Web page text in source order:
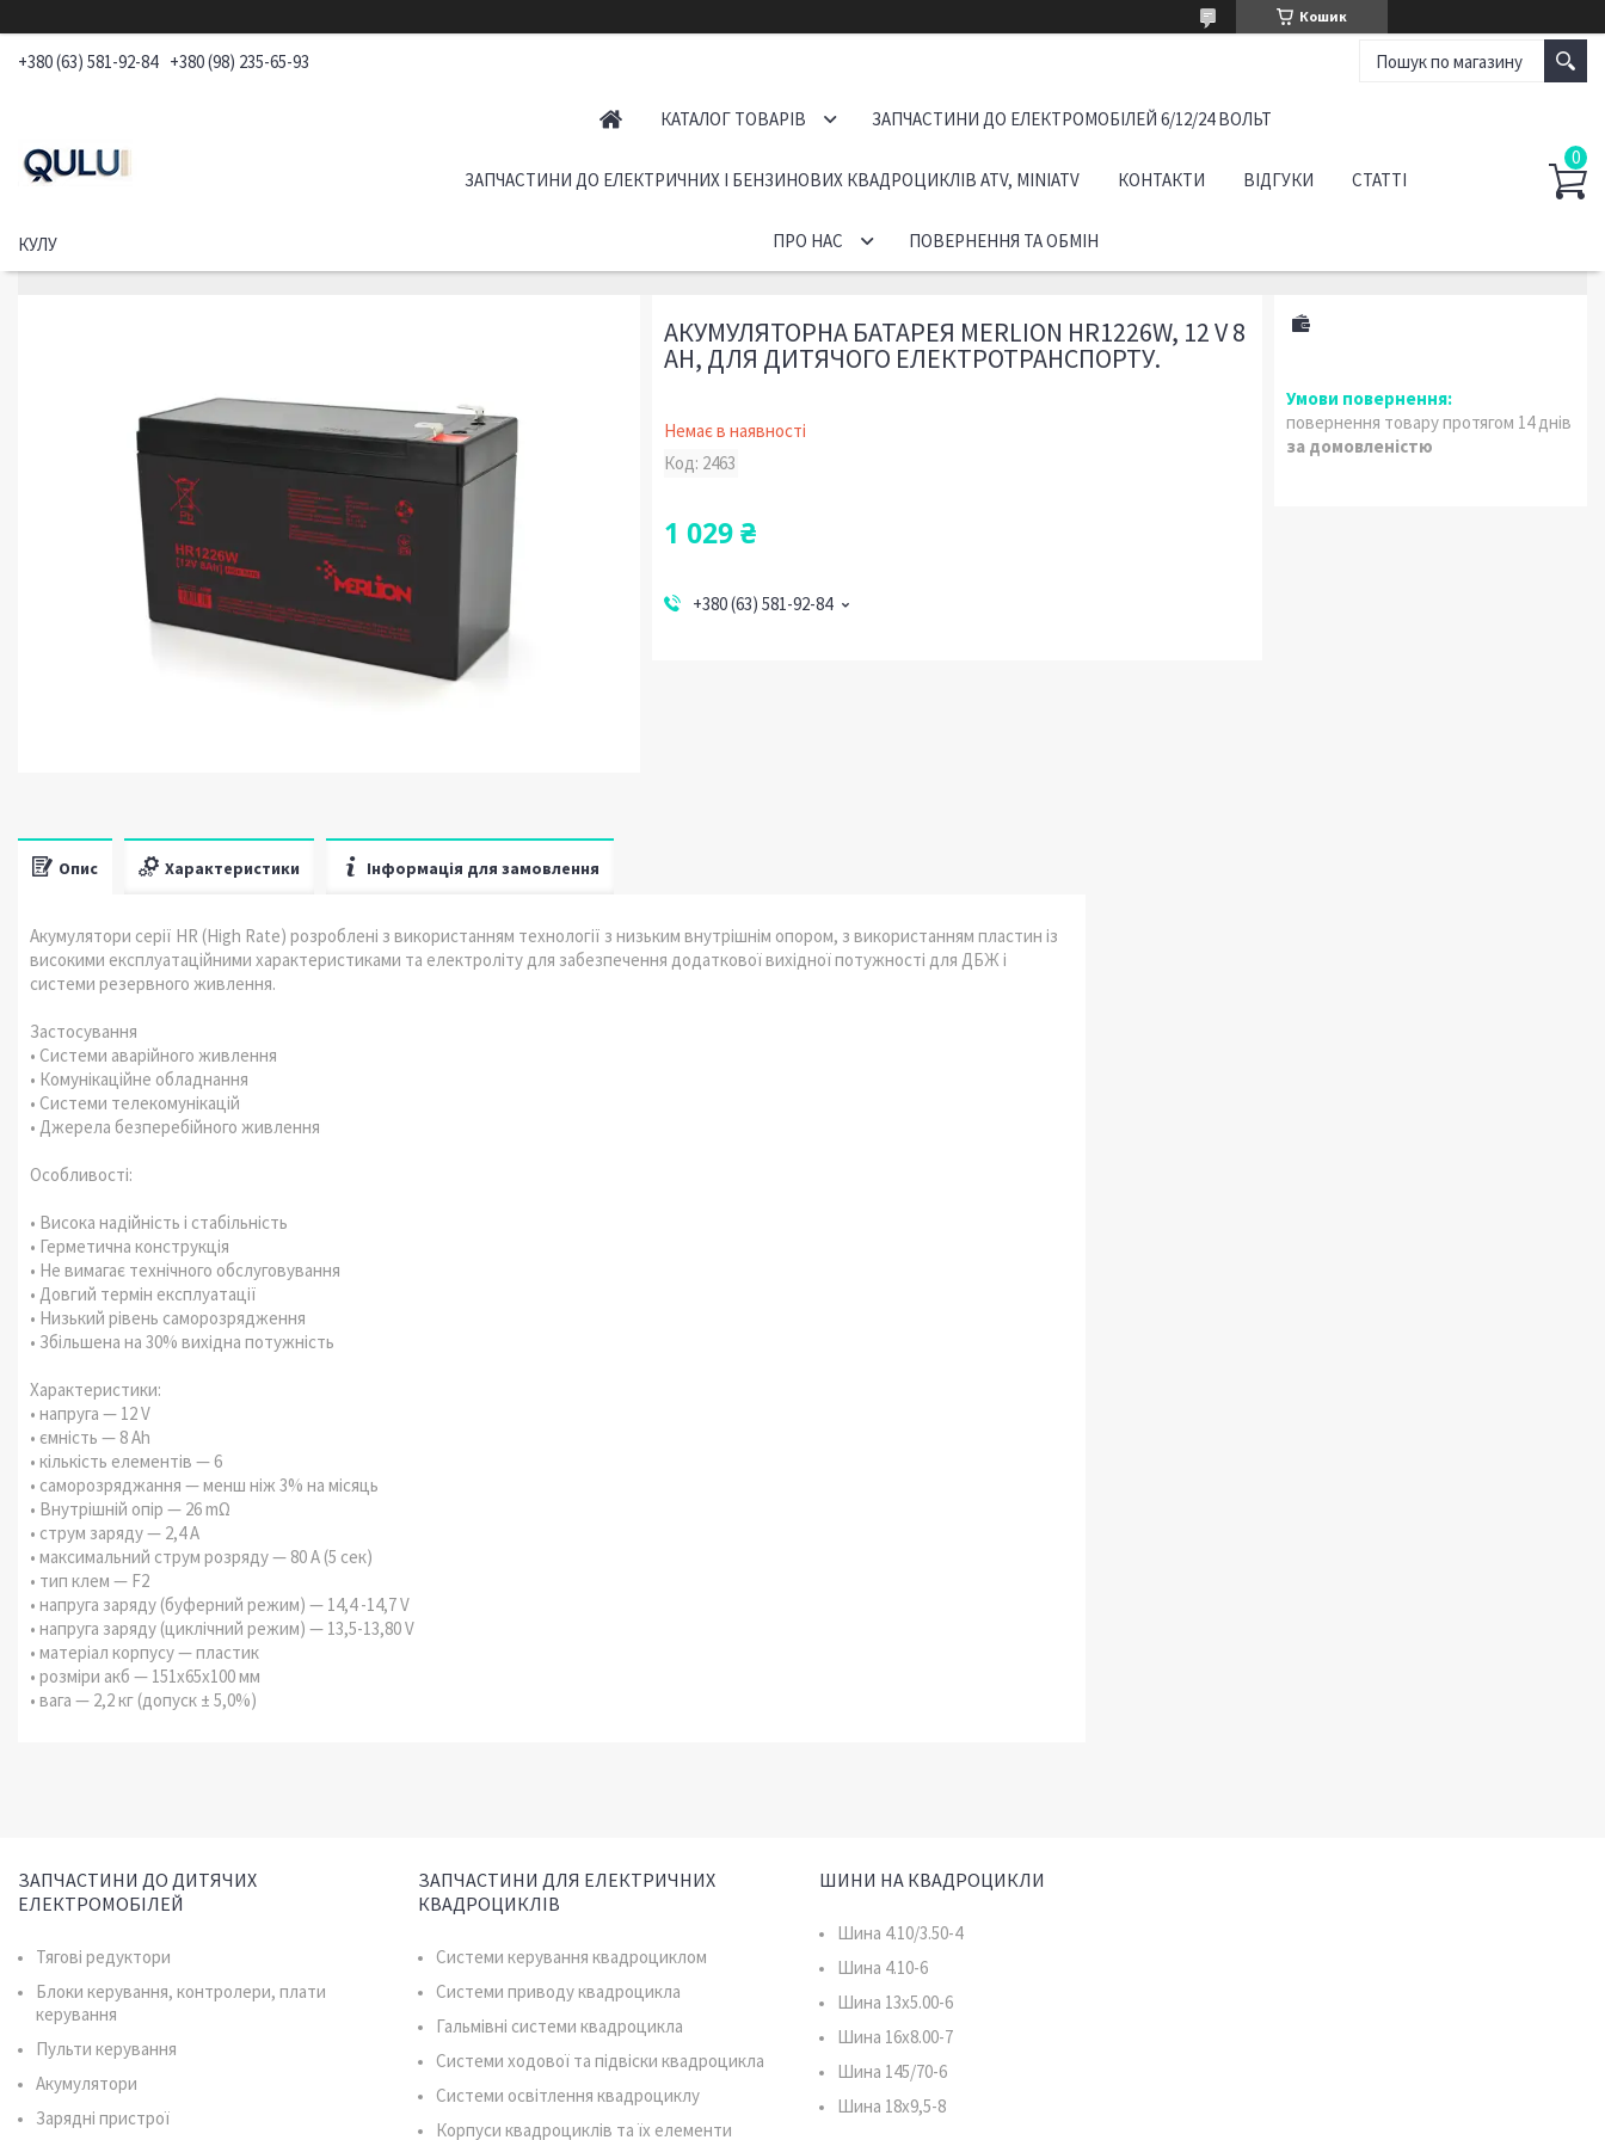
Кошик
+380 (63) 581-92-84 +380 (98) 235-65-93
КУЛУ
КАТАЛОГ ТОВАРІВ ЗАПЧАСТИНИ ДО ЕЛЕКТРОМОБІЛЕЙ 6/12/24 ВОЛЬТ
ЗАПЧАСТИНИ ДО ЕЛЕКТРИЧНИХ І БЕНЗИНОВИХ КВАДРОЦИКЛІВ ATV, MINIATV КОНТАКТИ ВІДГУКИ СТАТТІ
ПРО НАС ПОВЕРНЕННЯ ТА ОБМІН
АКУМУЛЯТОРНА БАТАРЕЯ MERLION HR1226W, 12 V 8
AH, ДЛЯ ДИТЯЧОГО ЕЛЕКТРОТРАНСПОРТУ.
Немає в наявності
Код: 2463
1 029 ₴
+380 (63) 581-92-84
повернення товару протягом 14 днів
за домовленістю
Опис Характеристики Інформація для замовлення
Акумулятори серії HR (High Rate) розроблені з використанням технології з низьким внутрішнім опором, з використанням пластин із
високими експлуатаційними характеристиками та електроліту для забезпечення додаткової вихідної потужності для ДБЖ і
системи резервного живлення.
Застосування
• Системи аварійного живлення
• Комунікаційне обладнання
• Системи телекомунікацій
• Джерела безперебійного живлення
Особливості:
• Висока надійність і стабільність
• Герметична конструкція
• Не вимагає технічного обслуговування
• Довгий термін експлуатації
• Низький рівень саморозрядження
• Збільшена на 30% вихідна потужність
Характеристики:
• напруга — 12 V
• ємність — 8 Ah
• кількість елементів — 6
• саморозряджання — менш ніж 3% на місяць
• Внутрішній опір — 26 mΩ
• струм заряду — 2,4 А
• максимальний струм розряду — 80 А (5 сек)
• тип клем — F2
• напруга заряду (буферний режим) — 14,4 -14,7 V
• напруга заряду (циклічний режим) — 13,5-13,80 V
• матеріал корпусу — пластик
• розміри акб — 151x65x100 мм
• вага — 2,2 кг (допуск ± 5,0%)
ЗАПЧАСТИНИ ДО ДИТЯЧИХ
ЕЛЕКТРОМОБІЛЕЙ
Тягові редуктори
Блоки керування, контролери, плати
керування
Пульти керування
Акумулятори
Зарядні пристрої
ЗАПЧАСТИНИ ДЛЯ ЕЛЕКТРИЧНИХ
КВАДРОЦИКЛІВ
Системи керування квадроциклом
Системи приводу квадроцикла
Гальмівні системи квадроцикла
Системи ходової та підвіски квадроцикла
Системи освітлення квадроциклу
Корпуси квадроциклів та їх елементи
ШИНИ НА КВАДРОЦИКЛИ
Шина 4.10/3.50-4
Шина 4.10-6
Шина 13x5.00-6
Шина 16x8.00-7
Шина 145/70-6
Шина 18x9,5-8